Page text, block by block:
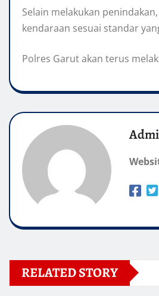
Selain melakukan
kendaraan sesuai standar
Polres Garut akan terus
RELATED STORY